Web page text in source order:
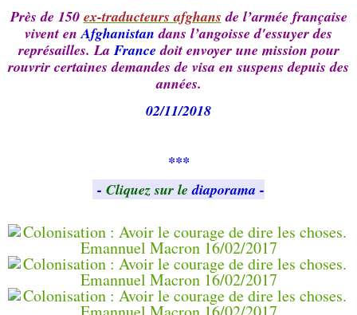
Près de 150 ex-traducteurs afghans de l’armée française
vivent enAfghanistandans l’angoisse d'essuyer des
représailles. LaFrance doit envoyer une mission pour
rouvrir certaines demandes de visa en suspens depuis des
années.
02/11/2018
***
- Cliquez sur le diaporama -